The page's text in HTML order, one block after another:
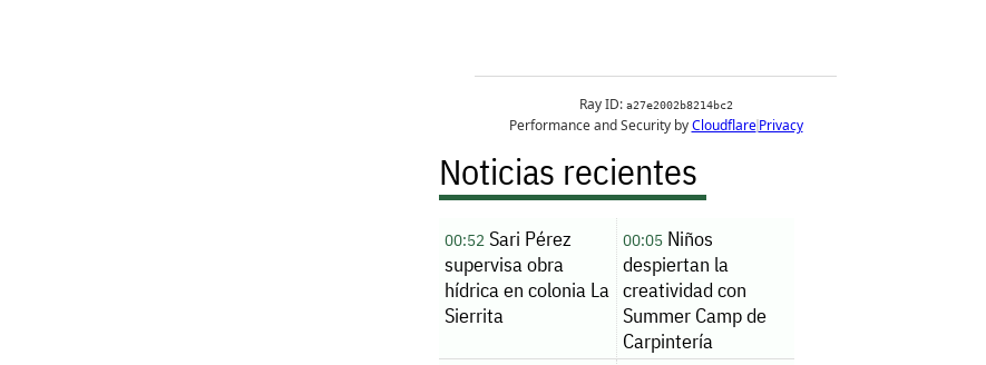
Noticias recientes
00:52 Sari Pérez
supervisa obra
hídrica en colonia La
Sierrita
00:05Niños
despiertan la
creatividad con
Summer Camp de
Carpintería